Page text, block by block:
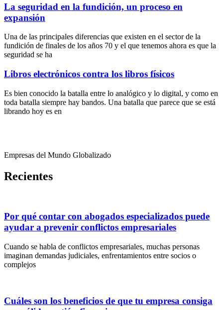
La seguridad en la fundición, un proceso en
expansión
Una de las principales diferencias que existen en el sector de la
fundición de finales de los años 70 y el que tenemos ahora es que la
seguridad se ha
Libros electrónicos contra los libros físicos
Es bien conocido la batalla entre lo analógico y lo digital, y como en
toda batalla siempre hay bandos. Una batalla que parece que se está
librando hoy es en
Empresas del Mundo Globalizado
Recientes
Por qué contar con abogados especializados puede
ayudar a prevenir conflictos empresariales
Cuando se habla de conflictos empresariales, muchas personas
imaginan demandas judiciales, enfrentamientos entre socios o
complejos
Cuáles son los beneficios de que tu empresa consiga